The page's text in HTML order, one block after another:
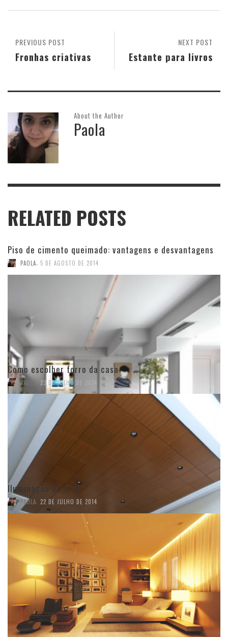
NEXT POST
Estante para livros
PREVIOUS POST
Fronhas criativas
About the Author
Paola
RELATED POSTS
Piso de cimento queimado: vantagens e desvantagens
PAOLA 5 DE AGOSTO DE 2014
Como escolher forro da casa
PAOLA 23 DE JULHO DE 2014
Iluminação do teto
PAOLA, 22 DE JULHO DE 2014